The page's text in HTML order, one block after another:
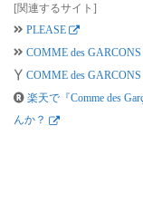
[関連するサイト]
PLEASE
COMME des GARCONS
COMME des GARCONS
楽天で『Comme des
んか？